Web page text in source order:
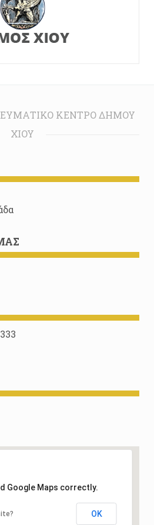
ΚΈΝΤΡΟ ΔΉΜΟΥ
ΧΊΟΥ
Google Maps correctly.
OK